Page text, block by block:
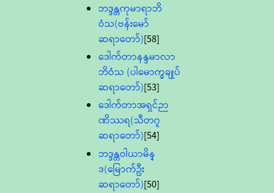
ဘဒ္ဒန္တကုမာရာဘိ
ဝံသ(ဗန်းမော်
ဆရာတော်)[58]
ဒေါက်တာနန္ဒမာလာ
ဘိဝံသ (ပါမောက္ခချုပ်
ဆရာတော်)[53]
ဒေါက်တာအရှင်ဉာ
ဏိဿရ(သီတဂူ
ဆရာတော်)[54]
ဘဒ္ဒန္တဝါယာမိန္
ဒ(မြောက်ဦး
ဆရာတော်)[50]